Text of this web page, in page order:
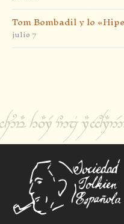
Tom Bombadil y lo
julio 7